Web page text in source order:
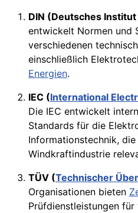
DIN (Deutsches
entwickelt Normen und
verschiedenen
einschließlich
Energien.
IEC (International
Die IEC entwickelt
Standards für die
Informationstechnik,
Windkraftindustrie
TÜV (Technischer
Organisationen bieten
Prüfdienstleistungen für